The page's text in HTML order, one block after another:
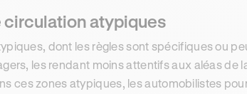
atypiques
dont les règles sont spécifiques ou
les rendant moins attentifs aux aléas de
ces zones atypiques, les automobilistes